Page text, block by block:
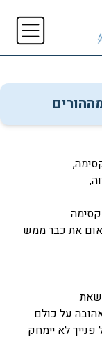
את כבר ממש
שאת
על כולם
לא יימחק